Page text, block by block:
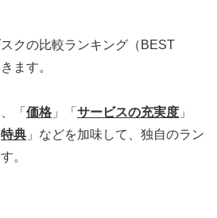
クの比較ランキング（BEST
ます。
「 価格 」「 サービスの充実度 」
特典 」などを加味して、独自のラン
。